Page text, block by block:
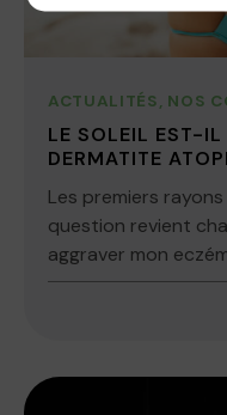
ACTUALITÉS, NOS
LE SOLEIL EST-
DERMATITE
Les premiers
question revient
aggraver mon